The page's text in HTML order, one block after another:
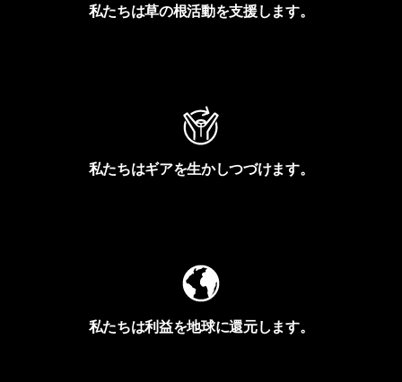
私たちは草の根活動を支援します。
私たちはギアを生かしつづけます。
私たちは利益を地球に還元します。